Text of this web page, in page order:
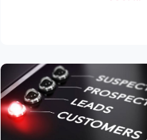
Cos’è
un
lead
e
come